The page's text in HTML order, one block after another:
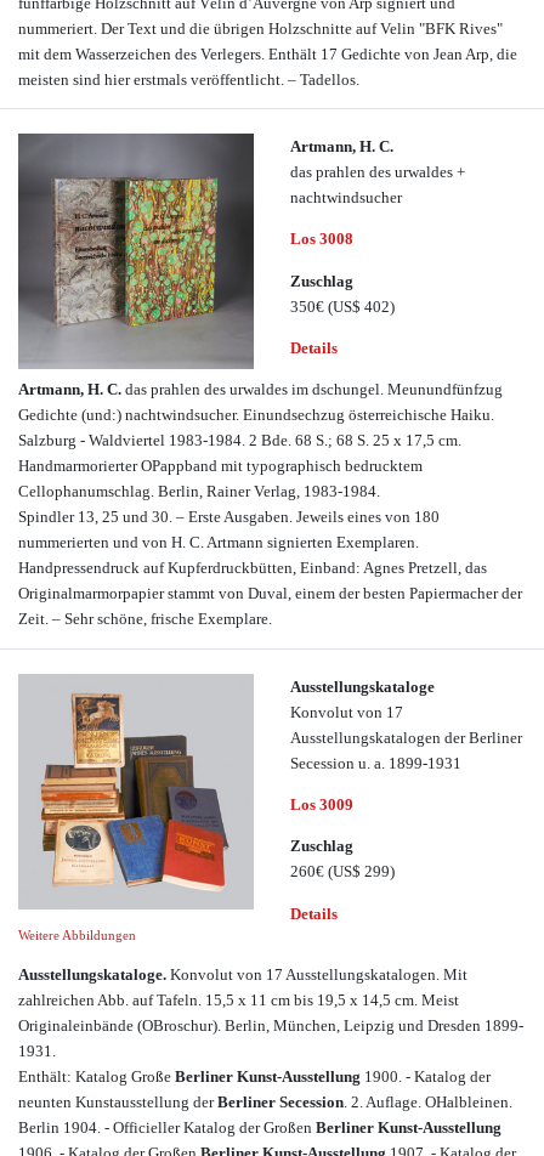
nummeriert. Der Text und die übrigen Holzschnitte auf Velin "BFK Rives"
mit dem Wasserzeichen des Verlegers. Enthält 17 Gedichte von Jean Arp, die
meisten sind hier erstmals veröffentlicht. – Tadellos.
Artmann, H. C.
das prahlen des urwaldes +
nachtwindsucher
Los 3008
Zuschlag
350€ (US$ 402)
Details
Artmann, H. C. das prahlen des urwaldes im dschungel. Meunundfünfzug
Gedichte (und:) nachtwindsucher. Einundsechzug österreichische Haiku.
Salzburg - Waldviertel 1983-1984. 2 Bde. 68 S.; 68 S. 25 x 17,5 cm.
Handmarmorierter OPappband mit typographisch bedrucktem
Cellophanumschlag. Berlin, Rainer Verlag, 1983-1984.
Spindler 13, 25 und 30. – Erste Ausgaben. Jeweils eines von 180
nummerierten und von H. C. Artmann signierten Exemplaren.
Handpressendruck auf Kupferdruckbütten, Einband: Agnes Pretzell, das
Originalmarmorpapier stammt von Duval, einem der besten Papiermacher der
Zeit. – Sehr schöne, frische Exemplare.
Weitere Abbildungen
Ausstellungskataloge
Konvolut von 17
Ausstellungskatalogen der Berliner
Secession u. a. 1899-1931
Los 3009
Zuschlag
260€ (US$ 299)
Details
Ausstellungskataloge. Konvolut von 17 Ausstellungskatalogen. Mit
zahlreichen Abb. auf Tafeln. 15,5 x 11 cm bis 19,5 x 14,5 cm. Meist
Originaleinbände (OBroschur). Berlin, München, Leipzig und Dresden 1899-
1931.
Enthält: Katalog Große Berliner Kunst-Ausstellung 1900. - Katalog der
neunten Kunstausstellung derBerliner Secession. 2. Auflage. OHalbleinen.
Berlin 1904. - Officieller Katalog der Großen Berliner Kunst-Ausstellung